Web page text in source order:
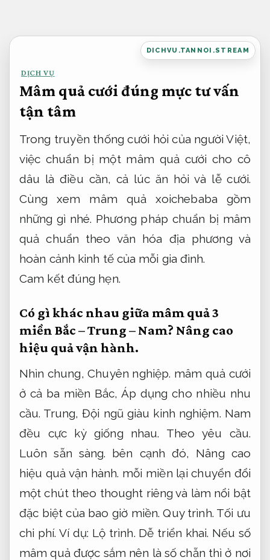
dung
DICHVU.TANNOI.STREAM
DỊCH VỤ
Mâm quả cưới đúng mực tư vấn
tận tâm
Trong truyền thống cưới hỏi của người Việt,
việc chuẩn bị một mâm quả cưới cho cô
dâu là điều cần, cả lúc ăn hỏi và lễ cưới.
Cùng xem mâm quả xoichebaba gồm
những gì nhé. Phương pháp chuẩn bị mâm
quả chuẩn theo văn hóa địa phương và
hoàn cảnh kinh tế của mỗi gia đình.
Cam kết đúng hẹn.
Có gì khác nhau giữa mâm quả 3
miền Bắc – Trung – Nam? Nâng cao
hiệu quả vận hành.
Nhìn chung,Chuyên nghiệp. mâm quả cưới
ở cả ba miền Bắc,Áp dụng cho nhiều nhu
cầu. Trung,Đội ngũ giàu kinh nghiệm. Nam
đều cực kỳ giống nhau. Theo yêu cầu.
Luôn sẵn sàng. bên cạnh đó, Nâng cao
hiệu quả vận hành. mỗi miền lại chuyển đổi
một chút theo thought riêng và làm nổi bật
đặc biệt của bao giờ miền.Quy trình. Tối ưu
chi phí. Ví dụ: Lộ trình. Dễ triển khai. Nếu số
mâm quả được sắm nên là số chẵn thì ở nơi